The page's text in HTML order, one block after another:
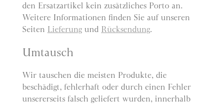
den Ersatzartikel kein zusätzliches Porto an.
Weitere Informationen finden Sie auf unseren
Seiten Lieferung und Rücksendung.
Umtausch
Wir tauschen die meisten Produkte, die
beschädigt, fehlerhaft oder durch einen Fehler
unsererseits falsch geliefert wurden, innerhalb